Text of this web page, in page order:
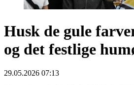
Husk de gule
og det festlige
29.05.2026 07:13